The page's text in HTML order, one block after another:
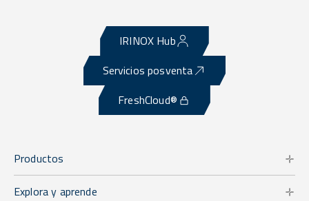
IRINOX Hub
Servicios posventa
FreshCloud®
Productos
Explora y aprende